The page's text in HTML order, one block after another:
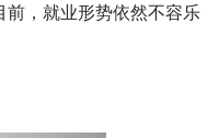
，就业形势依然不容乐